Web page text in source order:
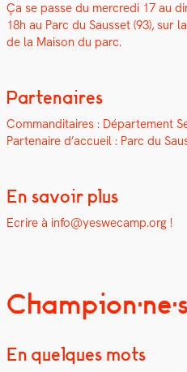
Ça se passe du mer­cre­di 17 au
18h au Parc du Saus­set (93), sur
de la Mai­son du parc.
Partenaires
Com­man­di­taires : Départe­ment
Parte­naire d’accueil : Parc du
En savoir plus
Ecrire à info@yeswecamp.org !
En quelques mots